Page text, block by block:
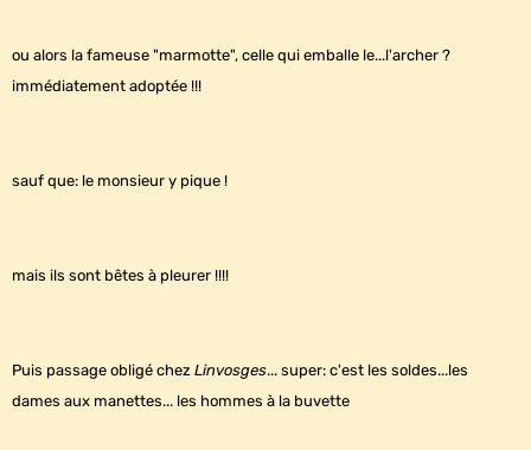
ou alors la fameuse "marmotte", celle qui emballe le...l'archer ?
immédiatement adoptée !!!
sauf que: le monsieur y pique !
mais ils sont bêtes à pleurer !!!!
Puis passage obligé chez Linvosges... super: c'est les soldes...les
dames aux manettes... les hommes à la buvette